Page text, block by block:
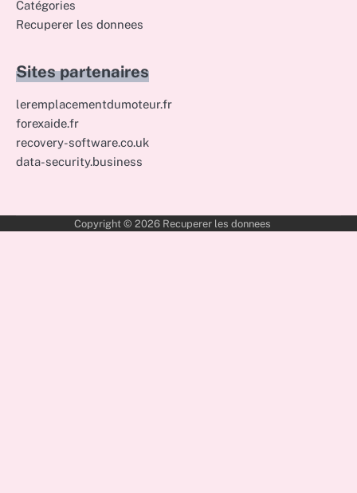
Catégories
Recuperer les donnees
Sites partenaires
leremplacementdumoteur.fr
forexaide.fr
recovery-software.co.uk
data-security.business
Copyright © 2026 Recuperer les donnees